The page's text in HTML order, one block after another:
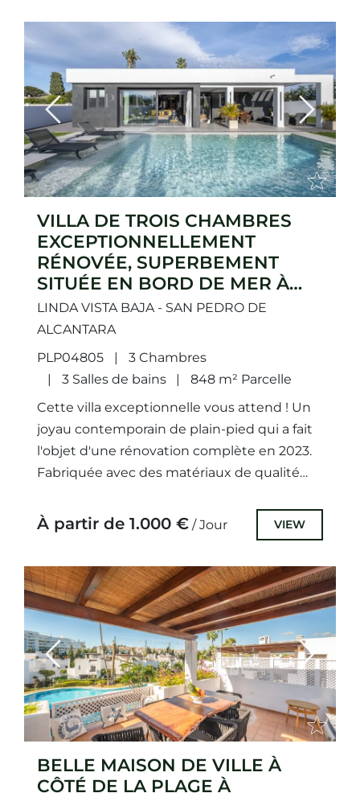
Previous Next
VILLA DE TROIS CHAMBRES
EXCEPTIONNELLEMENT
RÉNOVÉE, SUPERBEMENT
SITUÉE EN BORD DE MER À
SAN PEDRO DE ALCÁNTARA.
LINDA VISTA BAJA - SAN PEDRO DE
ALCANTARA
PLP04805
3 Chambres
3 Salles de bains
848 m² Parcelle
Cette villa exceptionnelle vous attend ! Un
joyau contemporain de plain-pied qui a fait
l'objet d'une rénovation complète en 2023.
Fabriquée avec des matériaux de qualité
À partir de 1.000 € / Jour VIEW
Previous Next
BELLE MAISON DE VILLE À
CÔTÉ DE LA PLAGE À